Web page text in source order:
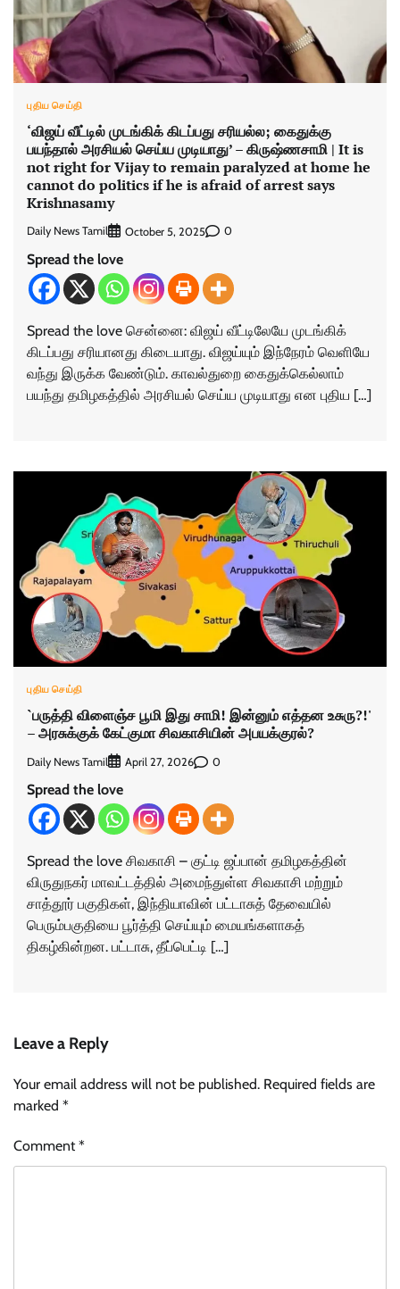
புதிய செய்தி
‘விஜய் வீட்டில் முடங்கிக் கிடப்பது சரியல்ல; கைதுக்கு
பயந்தால் அரசியல் செய்ய முடியாது’ – கிருஷ்ணசாமி | It is
not right for Vijay to remain paralyzed at home he
cannot do politics if he is afraid of arrest says
Krishnasamy
Daily News Tamil October 5, 2025 0
Spread the love
Spread the love சென்னை: விஜய் வீட்டிலேயே முடங்கிக்
கிடப்பது சரியானது கிடையாது. விஜய்யும் இந்நேரம் வெளியே
வந்து இருக்க வேண்டும். காவல்துறை கைதுக்கெல்லாம்
பயந்து தமிழகத்தில் அரசியல் செய்ய முடியாது என புதிய […]
புதிய செய்தி
`பருத்தி விளைஞ்ச பூமி இது சாமி! இன்னும் எத்தன உசுரு?!'
– அரசுக்குக் கேட்குமா சிவகாசியின் அபயக்குரல்?
Daily News Tamil April 27, 2026 0
Spread the love
Spread the love சிவகாசி – குட்டி ஜப்பான் தமிழகத்தின்
விருதுநகர் மாவட்டத்தில் அமைந்துள்ள சிவகாசி மற்றும்
சாத்தூர் பகுதிகள், இந்தியாவின் பட்டாசுத் தேவையில்
பெரும்பகுதியை பூர்த்தி செய்யும் மையங்களாகத்
திகழ்கின்றன. பட்டாசு, தீப்பெட்டி […]
Leave a Reply
Your email address will not be published. Required fields are
marked *
Comment*